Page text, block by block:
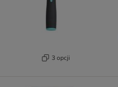
3 opcji